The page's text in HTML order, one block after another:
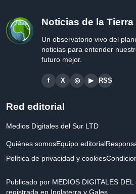
Noticias de la Tierra
Un observatorio vivo del
noticias para entender
futuro mejor.
f X ◎ ▶ RSS
Red editorial
Medios Digitales del Sur LTD
Quiénes somosEquipo editorial
Política de privacidad y cookies
Publicado por MEDIOS DIGITALES DEL
registrada en Inglaterra y Gales.